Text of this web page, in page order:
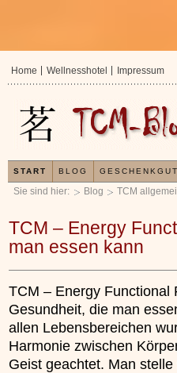
Sie sind hier: Blog TCM
TCM – Energy
man essen kann
TCM – Energy Functional
Gesundheit, die man
allen Lebensbereichen
Harmonie zwischen
Geist geachtet. Man stelle
In der TCM sind Experten der
Organismus einem
unterliegt.
Home Wellnesshotel Impressum
START BLOG